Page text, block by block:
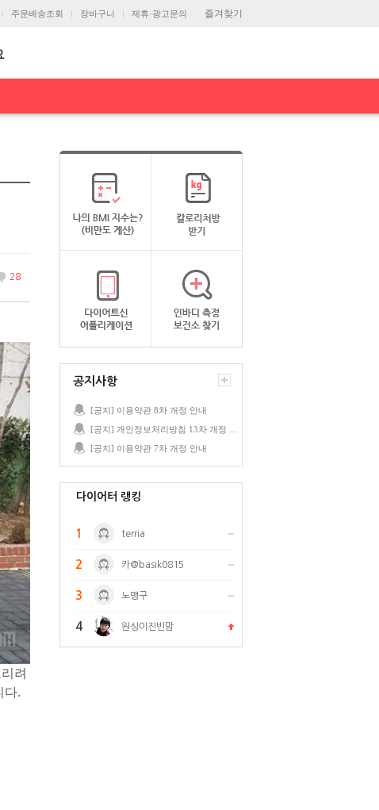
즐겨찾기
주문배송조회 장바구니 제휴·광고문의
28
려
다.
공지사항
[공지] 이용약관 8차 개정 안내
[공지] 이용약관 7차 개정 안내
다이어터 랭킹
1 terria
2 카@basik0815
3 노맹구
4 원싱이진빈맘